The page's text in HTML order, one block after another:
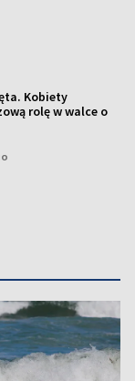
Kobiety
rolę w walce o